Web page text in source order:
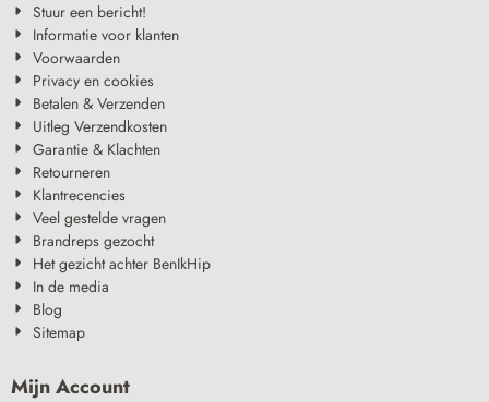
Stuur een bericht!
Informatie voor klanten
Voorwaarden
Privacy en cookies
Betalen & Verzenden
Uitleg Verzendkosten
Garantie & Klachten
Retourneren
Klantrecencies
Veel gestelde vragen
Brandreps gezocht
Het gezicht achter BenIkHip
In de media
Blog
Sitemap
Mijn Account